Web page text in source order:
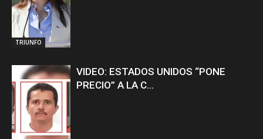
TRIUNFO
VIDEO: ESTADOS UNIDOS “PONE
PRECIO” A LA C...